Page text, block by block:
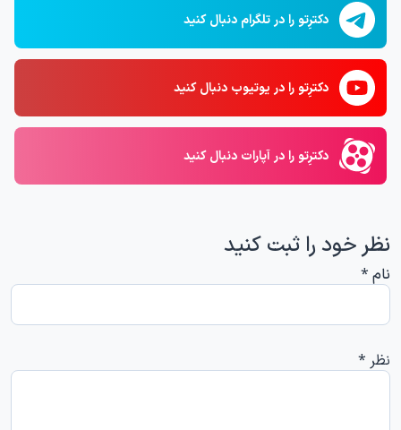
دکترِتو را در تلگرام دنبال کنید
دکترِتو را در یوتیوب دنبال کنید
دکترِتو را در آپارات دنبال کنید
نظر خود را ثبت کنید
نام *
نظر *